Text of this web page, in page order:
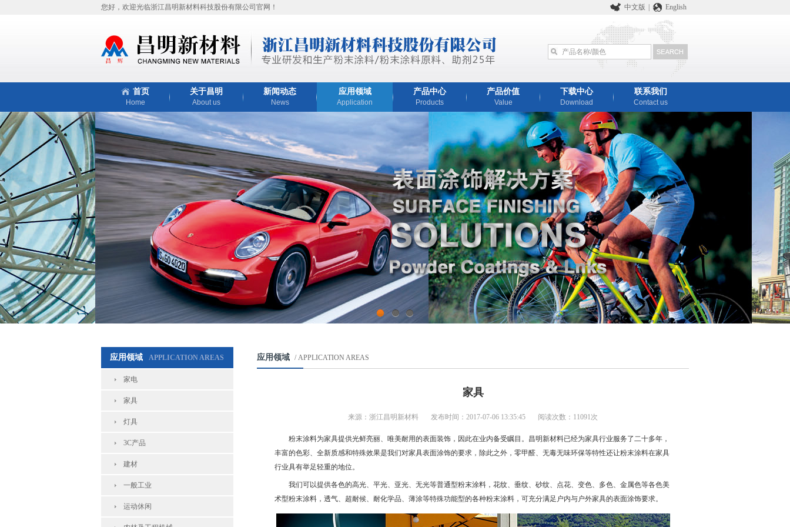
您好，欢迎光临浙江昌明新材料科技股份有限公司官网！ 中文版 English
首页
Home
关于昌明
About us
新闻动态
News
应用领域
Application
产品中心
Products
产品价值
Value
下载中心
Download
联系我们
Contact us
应用领域 APPLICATION AREAS
家电
家具
灯具
3C产品
建材
一般工业
运动休闲
应用领域 / APPLICATION AREAS
家具
来源：浙江昌明新材料 发布时间：2017-07-06 13:35:45 阅读次数： 11091次
粉末涂料为家具提供光鲜亮丽、唯美耐用的表面装饰，因此在业内备受瞩目。昌明新材料已经为家具行业服务了二十多年，
丰富的色彩、全新质感和特殊效果是我们对家具表面涂饰的要求，除此之外，零甲醛、无毒无味环保等特性还让粉末涂料在家具
行业具有举足轻重的地位。
我们可以提供各色的高光、平光、亚光、无光等普通型粉末涂料，花纹、垂纹、砂纹、点花、变色、多色、金属色等各色美
术型粉末涂料，透气、超耐候、耐化学品、薄涂等特殊功能型的各种粉末涂料，可充分满足户内与户外家具的表面涂饰要求。